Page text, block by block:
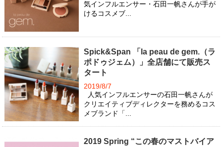
気インフルエンサー・石田一帆さんが手が
けるコスメブ...
Spick&Span 「la peau de gem.（ラ
ポドゥジェム）」全店舗にて販売ス
タート
2019/8/7
人気インフルエンサーの石田一帆さんが
クリエイティブディレクターを務めるコス
メブランド「...
2019 Spring “この春のマストバイア